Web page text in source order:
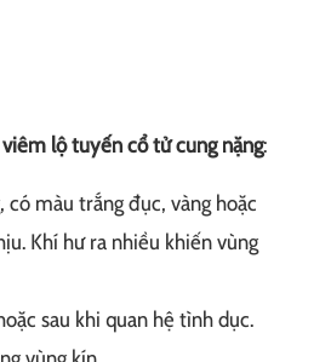
viêm lộ tuyến cổ tử cung nặng:
màu trắng đục, vàng hoặc
Khí hư ra nhiều khiến vùng
sau khi quan hệ tình dục.